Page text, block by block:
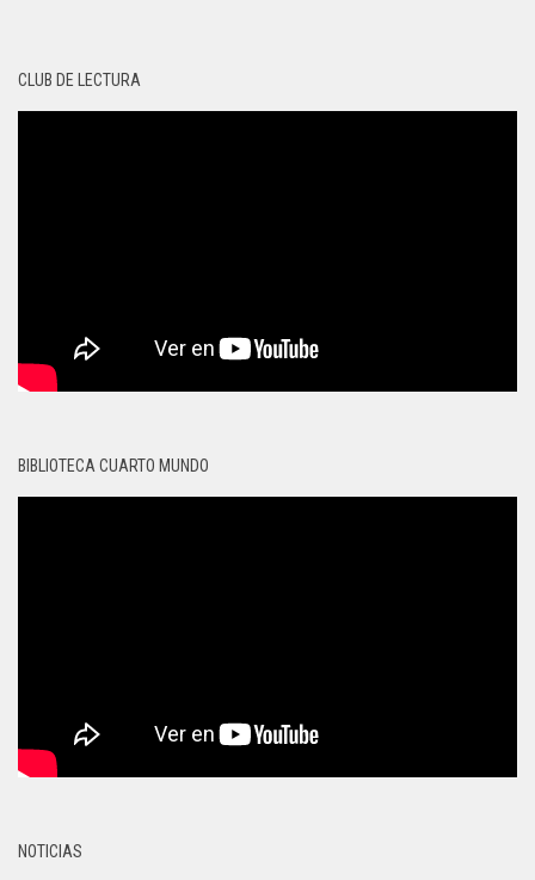
CLUB DE LECTURA
BIBLIOTECA CUARTO MUNDO
NOTICIAS